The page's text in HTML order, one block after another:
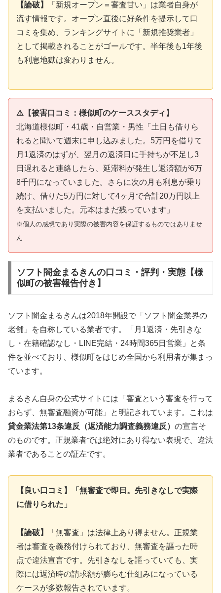
【論破】
「新規オープン＝審査甘い」は業者自身が
流す情報です。オープン直後に好条件を提示して口
コミを集め、ランキングサイトに「新規推奨業者」
として掲載されることがゴールです。半年後も1年後
も利息地獄は変わりません。
⚠️【被害口コミ：様似町のケーススタディ】
北海道様似町・41歳・自営業・男性「土日も借りら
れると聞いて週末に申し込みました。5万円を借りて
月1返済のはずが、翌月の返済日に手持ちが不足し3
日遅れると連絡したら、延滞料が発生し返済額が6万
8千円になっていました。さらに次の月も利息が乗り
続け、借りた5万円に対して4ヶ月で合計20万円以上
を支払いました。元本はまだ残っています」
※個人の感想であり実際の被害内容を保証するものではありませ
ん
ソフト闇金まるきんの口コミ・評判・実態【様
似町の被害報告付き】
ソフト闇金まるきんは2018年開設で「ソフト闇金業界の
老舗」を自称している業者です。「月1返済・先引きな
し・在籍確認なし・LINE完結・24時間365日営業」と条
件を並べており、様似町をはじめ全国から利用者が集まっ
ています。
まるきん自身の公式サイトには「審査という審査を行って
おらず、無審査融資が可能」と明記されています。これは
貸金業法第13条違反（返済能力調査義務違反） の宣言そ
のものです。正規業者では絶対にあり得ない表現で、違法
業者であることの証左です。
【良い口コミ】「無審査で即日。先引きなしで実際
に借りられた」
【論破】
「無審査」は法律上あり得ません。正規業
者は審査を義務付けられており、無審査を謳った時
点で違法宣言です。先引きなしを謳っていても、実
際には返済時の請求額が膨らむ仕組みになっている
ケースが多数報告されています。